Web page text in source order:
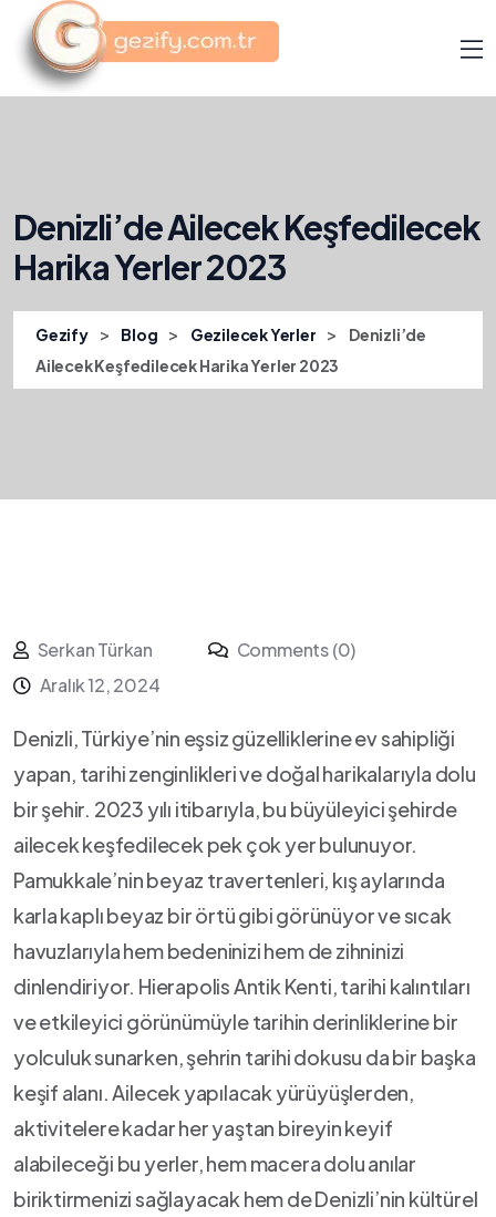
Denizli’de Ailecek Keşfedilecek
Harika Yerler 2023
Gezify > Blog > Gezilecek Yerler >
Denizli’de
Ailecek Keşfedilecek Harika Yerler 2023
Serkan Türkan
Comments (0)
Aralık 12, 2024
Denizli, ‌Türkiye’nin ⁣eşsiz güzelliklerine ev sahipliği
yapan, tarihi zenginlikleri ve ​doğal⁢ harikalarıyla dolu
bir şehir.‌ 2023 yılı​ itibarıyla, bu büyüleyici⁢ şehirde
ailecek ⁤keşfedilecek pek çok yer​ bulunuyor.
Pamukkale’nin beyaz travertenleri, kış aylarında
⁢karla⁢ kaplı‌ beyaz bir örtü gibi görünüyor ve sıcak
havuzlarıyla hem bedeninizi hem de‌ zihninizi
dinlendiriyor. Hierapolis Antik Kenti, tarihi kalıntıları
ve⁣ etkileyici görünümüyle tarihin derinliklerine bir
yolculuk sunarken, şehrin tarihi dokusu da bir başka
keşif alanı. Ailecek yapılacak ​yürüyüşlerden,
aktivitelere kadar her yaştan bireyin keyif
alabileceği bu yerler, hem macera ‌dolu anılar
biriktirmenizi sağlayacak hem de Denizli’nin kültürel